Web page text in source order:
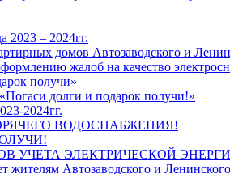
2023 – 2024гг.
домов Автозаводского и
жалоб на качество
получи»
долги и подарок получи!»
2024гг.
ВОДОСНАБЖЕНИЯ!
УЧЕТА ЭЛЕКТРИЧЕСКОЙ
Автозаводского и